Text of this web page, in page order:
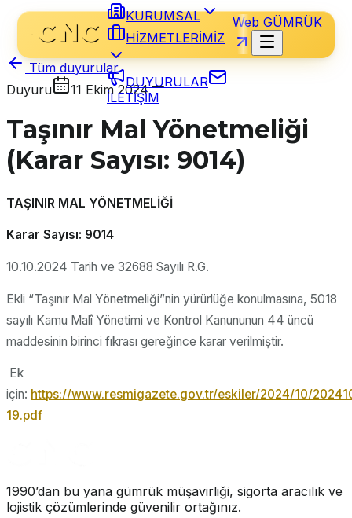
KURUMSAL
HİZMETLERİMİZ
DUYURULAR
İLETİŞİM
Web GÜMRÜK
Tüm duyurular
Duyuru
11 Ekim 2024
Taşınır Mal Yönetmeliği
(Karar Sayısı: 9014)
TAŞINIR MAL YÖNETMELİĞİ
Karar Sayısı: 9014
10.10.2024 Tarih ve 32688 Sayılı R.G.
Ekli “Taşınır Mal Yönetmeliği”nin yürürlüğe konulmasına, 5018
sayılı Kamu Malî Yönetimi ve Kontrol Kanununun 44 üncü
maddesinin birinci fıkrası gereğince karar verilmiştir.
Ek
için: https://www.resmigazete.gov.tr/eskiler/2024/10/
19.pdf
1990’dan bu yana gümrük müşavirliği, sigorta aracılık ve
lojistik çözümlerinde güvenilir ortağınız.